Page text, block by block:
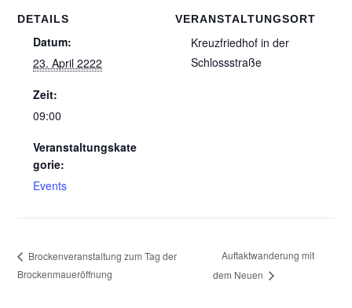
DETAILS
Datum:
23. April 2222
Zeit:
09:00
Veranstaltungskate
gorie:
Events
VERANSTALTUNGSORT
Kreuzfriedhof in der
Schlossstraße
Brockenveranstaltung zum Tag der
Brockenmaueröffnung
Auftaktwanderung mit
dem Neuen